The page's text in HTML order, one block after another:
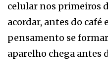
celular nos primeiros
acordar, antes do café
pensamento se
aparelho chega antes